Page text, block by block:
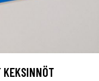
KEKSINNÖT